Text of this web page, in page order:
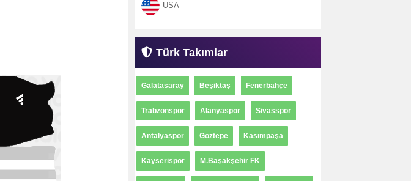
USA
Türk Takımlar
Galatasaray Beşiktaş Fenerbahçe
Trabzonspor Alanyaspor Sivasspor
Antalyaspor Göztepe Kasımpaşa
Kayserispor M.Başakşehir FK